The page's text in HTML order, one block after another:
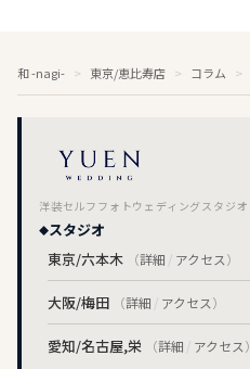
和 -nagi- 東京/恵比寿店 コラム
洋装セルフフォトウェディングスタジオ
スタジオ
東京/六本木
（詳細 / アクセス）
大阪/梅田 （詳細 / アクセス）
愛知/名古屋,栄 （詳細 / アクセス）